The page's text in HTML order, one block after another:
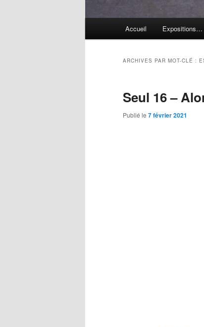
Accueil
ARCHIVES PAR MOT-CLÉ :
Seul 16 –
Publié le 7 février 2021